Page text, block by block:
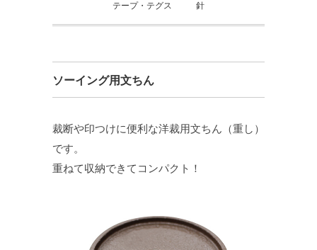
テープ・テグス 針
ソーイング用文ちん
裁断や印つけに便利な洋裁用文ちん（重し）
です。
重ねて収納できてコンパクト！